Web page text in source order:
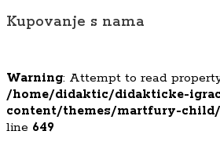
Kupovanje s nama
Warning: Attempt to read
/home/didaktic/didakticke-
content/themes/martfury-
line 649